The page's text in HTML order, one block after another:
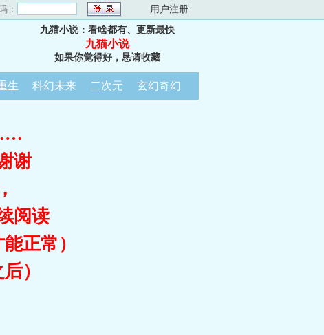
： 用户注册
九猫小说：看啥都有、更新最快
九猫小说
如果你觉得好，恳请收藏
生 科幻未来 二次元 玄幻奇幻
谢
阅读
正常）
）